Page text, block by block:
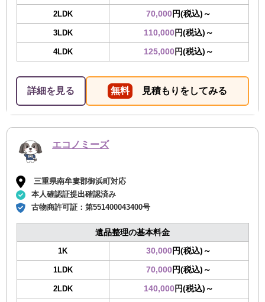
2LDK 70,000円(税込)～
3LDK 110,000円(税込)～
4LDK 125,000円(税込)～
詳細を見る 無料 見積もりをしてみる
エコノミーズ
三重県南牟婁郡御浜町対応
本人確認証提出確認済み
古物商許可証：第551400043400号
遺品整理の基本料金
1K 30,000円(税込)～
1LDK 70,000円(税込)～
2LDK 140,000円(税込)～